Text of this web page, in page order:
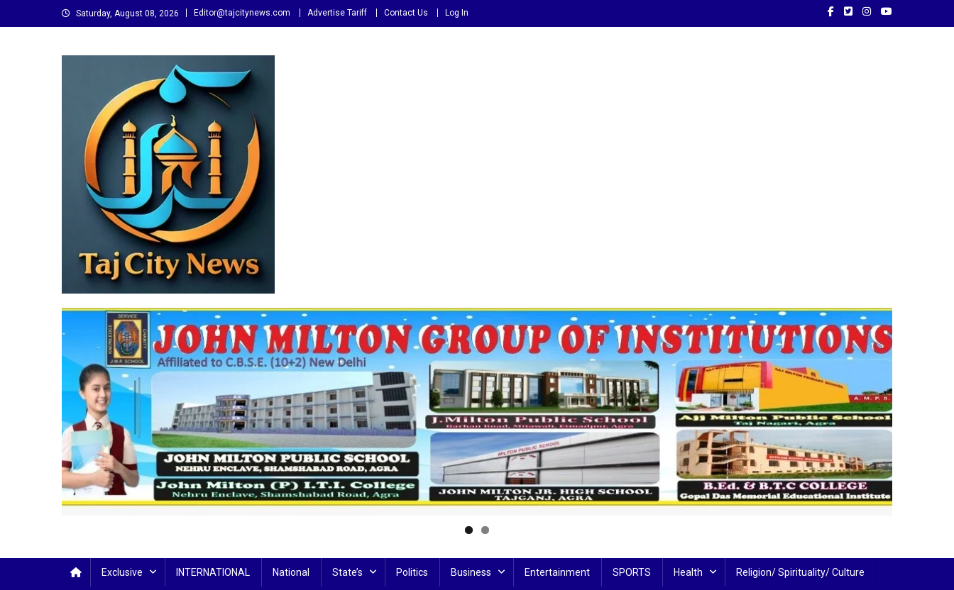
to
Saturday, August 08, 2026 Editor@tajcitynews.com Advertise Tariff Contact Us Log In
Taj City News
Exclusive INTERNATIONAL National State’s Politics Business Entertainment SPORTS Health Religion/ Spirituality/ Culture